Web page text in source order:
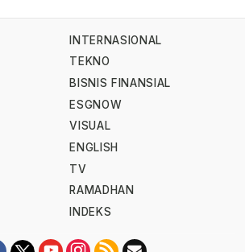
INTERNASIONAL
TEKNO
BISNIS FINANSIAL
ESGNOW
VISUAL
ENGLISH
TV
RAMADHAN
INDEKS